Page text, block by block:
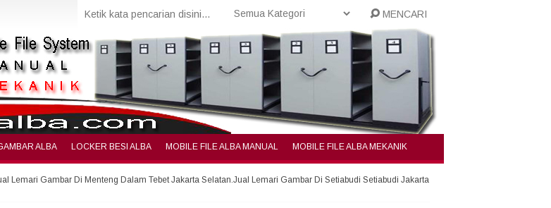
MENCARI
ALBA LOCKER BESI ALBA MOBILE FILE ALBA MANUAL MOBILE FILE ALBA MEKANIK
Lemari Gambar Di Menteng Dalam Tebet Jakarta Selatan.Jual Lemari Gambar Di Setiabudi Setiabudi Jakarta